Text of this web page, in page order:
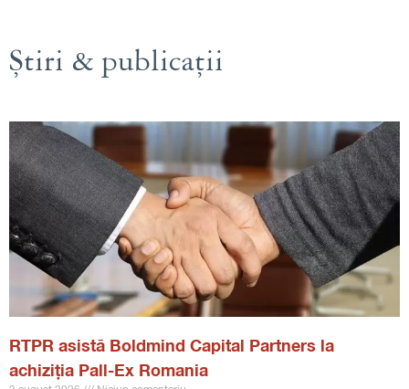
Știri & publicații
RTPR asistă Boldmind Capital Partners la
achiziția Pall-Ex Romania